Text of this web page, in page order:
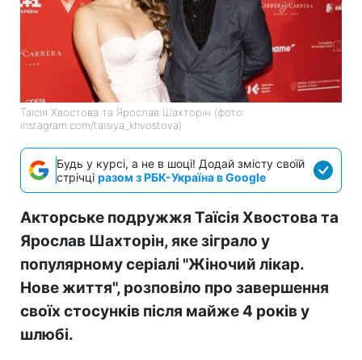
Таїсія Хвостова та Ярослав Шахторін (фото:
instagram.com/taisiya_khvostova)
Будь у курсі, а не в шоці! Додай змісту своїй
стрічці разом з РБК-Україна в Google
Акторське подружжя Таїсія Хвостова та
Ярослав Шахторін, яке зіграло у
популярному серіалі "Жіночий лікар.
Нове життя", розповіло про завершення
своїх стосунків після майже 4 років у
шлюбі.